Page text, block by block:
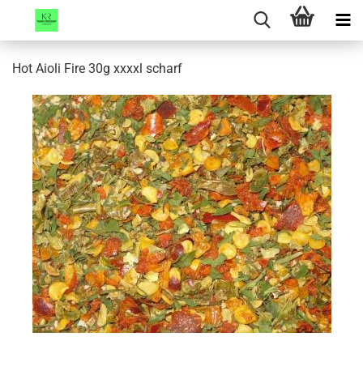
Hot Aioli Fire 30g xxxxl scharf